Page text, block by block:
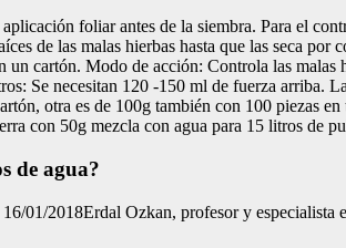
foliar antes de la siembra. Para el
de las malas hierbas hasta que las seca
un cartón. Modo de acción: Controla las
Se necesitan 120 -150 ml de fuerza arriba.
otra es de 100g también con 100
con 50g mezcla con agua para 15 litros
de agua?
01/2018Erdal Ozkan, profesor y